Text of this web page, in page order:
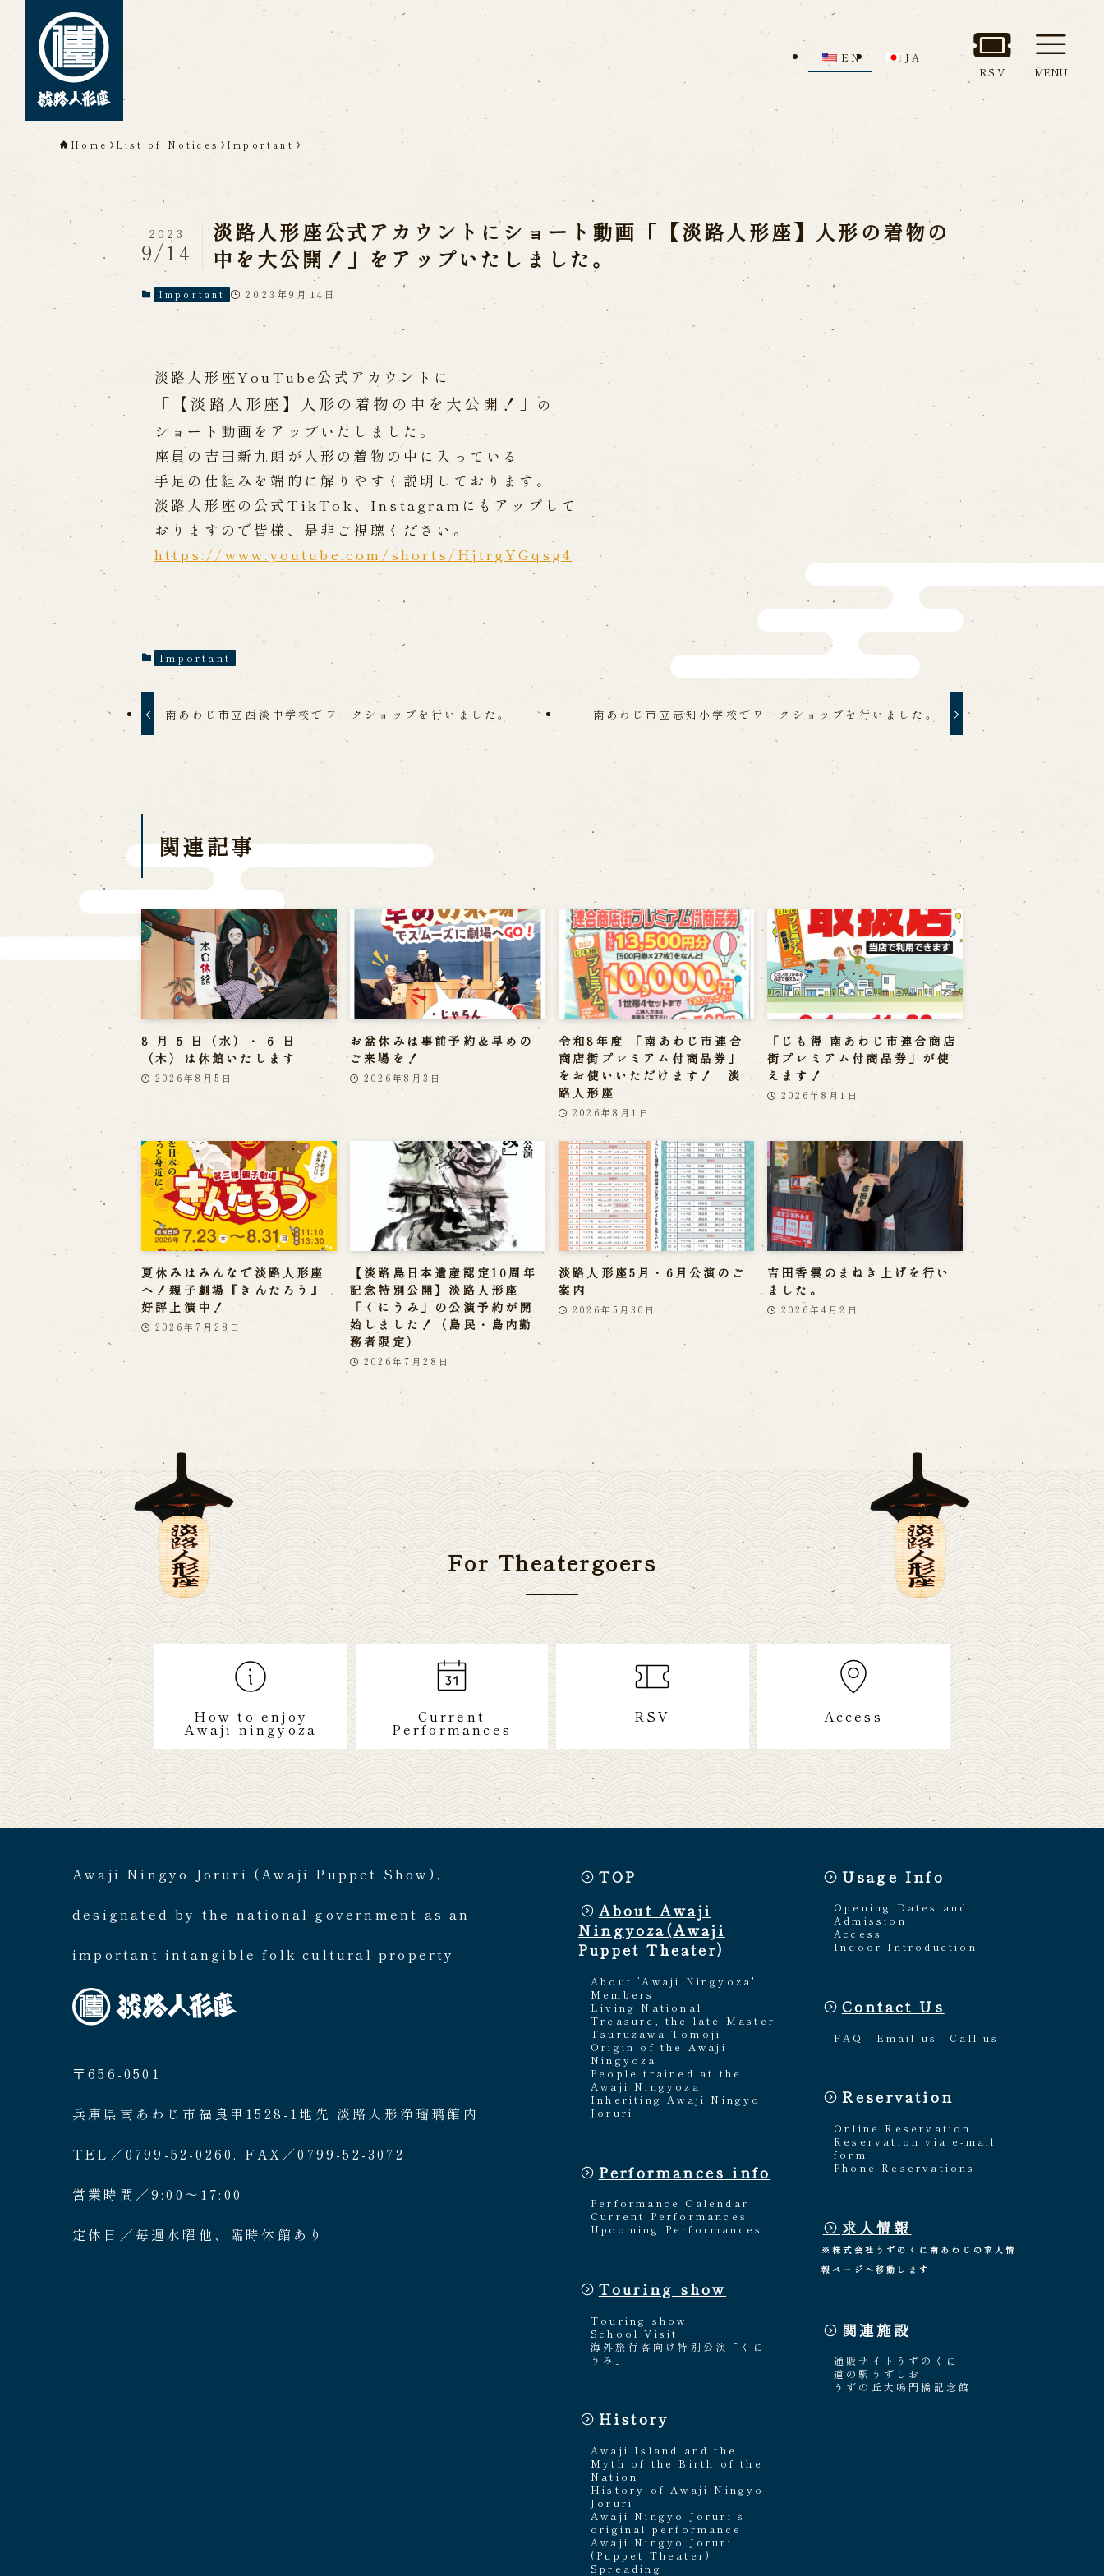
About Awaji Ningyoza(Awaji Puppet
Living National Treasure, the late Master
Tsuruzawa Tomoji
Origin of the Awaji Ningyoza
People trained at the Awaji Ningyoza
Inheriting Awaji Ningyo Joruri
Performances info
Performance Calendar
Current Performances
Upcoming Performances
Touring show
Touring show
School Visit
海外旅行客向け特別公演「くにうみ」
History
Awaji Island and the Myth of the Birth of the
Nation
History of Awaji Ningyo Joruri
Awaji Ningyo Joruri's original performance
Awaji Ningyo Joruri (Puppet Theater) Spreading
Traditional Performing Arts in Minami-Awaji
Opening Dates and Admission
Indoor Introduction
Contact Us
FAQ Call us
Reservation
Online Reservation
Reservation via e-mail form
※株式会社うずのくに南あわじの求人情報ページへ移動します
通販サイトうずのくに
うずの丘大鳴門橋記念館
EN JA
RSV MENU
Home List of Notices Important
淡路人形座公式アカウントにショート動画「【淡路人形座】人形の着物の
中を大公開！」をアップいたしました。
2023
9/14
Important 2023年9月14日
淡路人形座YouTube公式アカウントに
「【淡路人形座】人形の着物の中を大公開！ 」 の
ショート動画をアップいたしました。
座員の吉田新九朗が人形の着物の中に入っている
手足の仕組みを端的に解りやすく説明しております。
淡路人形座の公式TikTok、Instagramにもアップして
おりますので皆様、是非ご視聴ください。
https://www.youtube.com/shorts/HjtrgYGqsg4
Important
南あわじ市立西淡中学校でワークショップを行いました。 南あわじ市立志知小学校でワークショップを行いました。
関連記事
8 月 5 日（水）・ 6 日
（木）は休館いたします
2026年8月5日
お盆休みは事前予約＆早めの
ご来場を！
2026年8月3日
令和8年度 「南あわじ市連合
商店街プレミアム付商品券」
をお使いいただけます！ 淡
路人形座
2026年8月1日
「じも得 南あわじ市連合商店
街プレミアム付商品券」が使
えます！
2026年8月1日
夏休みはみんなで淡路人形座
へ！親子劇場『きんたろう』
好評上演中！
2026年7月28日
【淡路島日本遺産認定10周年
記念特別公開】淡路人形座
「くにうみ」の公演予約が開
始しました！（島民・島内勤
務者限定）
2026年7月28日
淡路人形座5月・6月公演のご
案内
2026年5月30日
吉田香雲のまねき上げを行い
ました。
2026年4月2日
For Theatergoers
How to enjoy
Awaji ningyoza
Current
Performances
RSV Access
Awaji Ningyo Joruri (Awaji Puppet Show),
designated by the national government as an
important intangible folk cultural property
〒656-0501
兵庫県南あわじ市福良甲1528-1地先 淡路人形浄瑠璃館内
TEL／0799-52-0260. FAX／0799-52-3072
営業時間／9:00〜17:00
定休日／毎週水曜他、臨時休館あり
TOP
About Awaji
Ningyoza(Awaji
Puppet Theater)
About ’Awaji Ningyoza'
Members
Living National
Treasure, the late Master
Tsuruzawa Tomoji
Origin of the Awaji
Ningyoza
People trained at the
Awaji Ningyoza
Inheriting Awaji Ningyo
Joruri
Performances info
Performance Calendar
Current Performances
Upcoming Performances
Touring show
Touring show
School Visit
海外旅行客向け特別公演「くに
うみ」
History
Awaji Island and the
Myth of the Birth of the
Nation
History of Awaji Ningyo
Joruri
Awaji Ningyo Joruri's
original performance
Awaji Ningyo Joruri
(Puppet Theater)
Spreading
Usage Info
Opening Dates and
Admission
Access
Indoor Introduction
Contact Us
FAQ Email us Call us
Reservation
Online Reservation
Reservation via e-mail
form
Phone Reservations
求人情報
※株式会社うずのくに南あわじの求人情
報ページへ移動します
関連施設
通販サイトうずのくに
道の駅うずしお
うずの丘大鳴門橋記念館